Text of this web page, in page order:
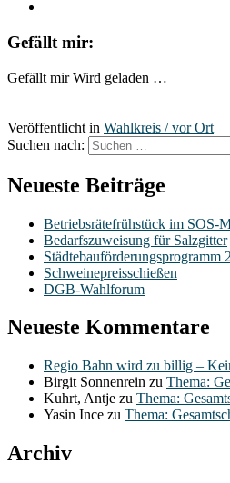
Gefällt mir:
Gefällt mir Wird geladen …
Veröffentlicht in Wahlkreis / vor Ort
Suchen nach:
Neueste Beiträge
Betriebsrätefrühstück im SOS-
Bedarfszuweisung für Salzgitter
Städtebauförderungsprogramm
Schweinepreisschießen
DGB-Wahlforum
Neueste Kommentare
Regio Bahn wird zu billig –
Birgit Sonnenrein zu Thema:
Kuhrt, Antje zu Thema:
Yasin Ince zu Thema:
Archiv